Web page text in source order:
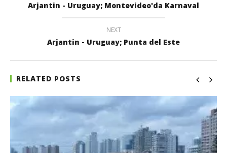
Arjantin - Uruguay; Montevideo'da Karnaval
NEXT
Arjantin - Uruguay; Punta del Este
RELATED POSTS